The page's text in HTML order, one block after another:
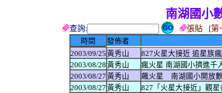
南湖國小
查詢: 張貼[第
時間
發佈者
2003/09/25黃秀山
827火星大接近 追星族
2003/08/28黃秀山
瘋火星 南湖國小擠進千
2003/08/27黃秀山
飆火星 南湖國小開放
2003/08/27黃秀山
827「火星大接近」觀